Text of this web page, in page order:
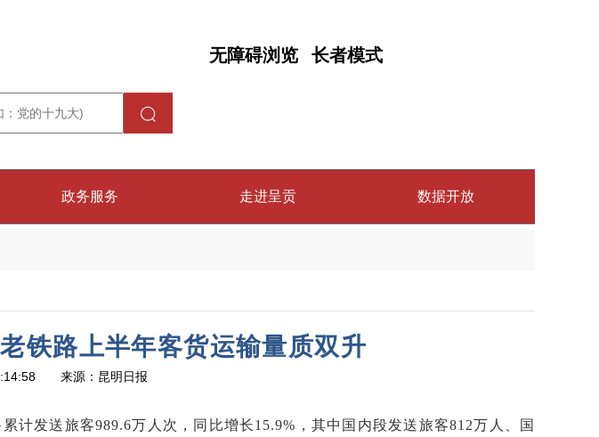
长者模式
无障碍浏览
政务服务 走进呈贡 数据开放
铁路上半年客货运输量质双升
来源：昆明日报
发送旅客989.6万人次，同比增长15.9%，其中国内段发送旅客812万人、国